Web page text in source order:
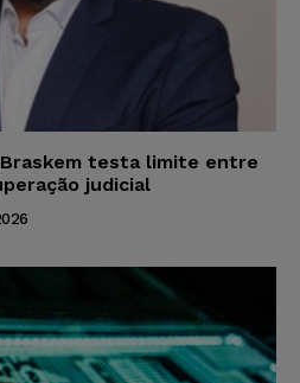
testa limite entre
judicial